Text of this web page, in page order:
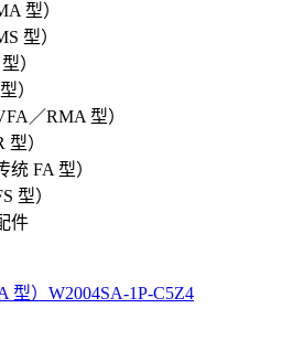
型）
型）
）
）
／RMA 型）
）
FA 型）
型）
件
型） W2004SA-1P-C5Z4